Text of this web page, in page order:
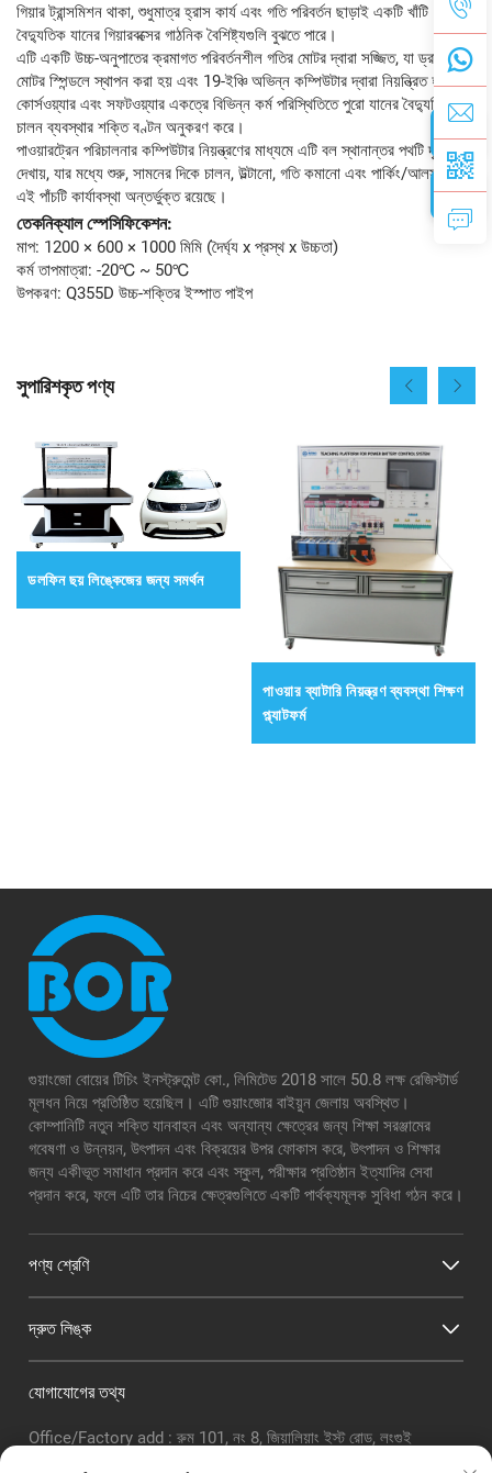
গিয়ার ট্রান্সমিশন থাকা, শুধুমাত্র হ্রাস কার্য এবং গতি পরিবর্তন ছাড়াই একটি খাঁটি
বৈদ্যুতিক যানের গিয়ারবক্সের গাঠনিক বৈশিষ্ট্যগুলি বুঝতে পারে।
এটি একটি উচ্চ-অনুপাতের ক্রমাগত পরিবর্তনশীল গতির মোটর দ্বারা সজ্জিত, যা ড্রাইভ
মোটর স্পিন্ডলে স্থাপন করা হয় এবং 19-ইঞ্চি অভিন্ন কম্পিউটার দ্বারা নিয়ন্ত্রিত হয়।
কোর্সওয়্যার এবং সফটওয়্যার একত্রে বিভিন্ন কর্ম পরিস্থিতিতে পুরো যানের বৈদ্যুতিক
চালন ব্যবস্থার শক্তি বণ্টন অনুকরণ করে।
পাওয়ারট্রেন পরিচালনার কম্পিউটার নিয়ন্ত্রণের মাধ্যমে এটি বল স্থানান্তর পথটি দৃশ্যত
দেখায়, যার মধ্যে শুরু, সামনের দিকে চালন, উল্টানো, গতি কমানো এবং পার্কিং/আলস্য—
এই পাঁচটি কার্যাবস্থা অন্তর্ভুক্ত রয়েছে।
তেকনিক্যাল স্পেসিফিকেশন:
মাপ: 1200 × 600 × 1000 মিমি (দৈর্ঘ্য x প্রস্থ x উচ্চতা)
কর্ম তাপমাত্রা: -20℃ ~ 50℃
উপকরণ: Q355D উচ্চ-শক্তির ইস্পাত পাইপ
সুপারিশকৃত পণ্য
ডলফিন ছয় লিঙ্কেজের জন্য সমর্থন
পাওয়ার ব্যাটারি নিয়ন্ত্রণ ব্যবস্থা শিক্ষণ
প্ল্যাটফর্ম
গুয়াংজো বোয়ের টিচিং ইনস্ট্রুমেন্ট কো., লিমিটেড 2018 সালে 50.8 লক্ষ রেজিস্টার্ড
মূলধন নিয়ে প্রতিষ্ঠিত হয়েছিল। এটি গুয়াংজোর বাইয়ুন জেলায় অবস্থিত।
কোম্পানিটি নতুন শক্তি যানবাহন এবং অন্যান্য ক্ষেত্রের জন্য শিক্ষা সরঞ্জামের
গবেষণা ও উন্নয়ন, উৎপাদন এবং বিক্রয়ের উপর ফোকাস করে, উৎপাদন ও শিক্ষার
জন্য একীভূত সমাধান প্রদান করে এবং স্কুল, পরীক্ষার প্রতিষ্ঠান ইত্যাদির সেবা
প্রদান করে, ফলে এটি তার নিচের ক্ষেত্রগুলিতে একটি পার্থক্যমূলক সুবিধা গঠন করে।
পণ্য শ্রেণি
দ্রুত লিঙ্ক
যোগাযোগের তথ্য
Office/Factory add : রুম 101, নং 8, জিয়ালিয়াং ইস্ট রোড, লংগুই